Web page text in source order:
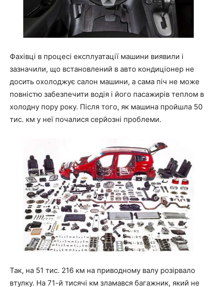
Фахівці в процесі експлуатації машини виявили і
зазначили, що встановлений в авто кондиціонер не
досить охолоджує салон машини, а сама піч не може
повністю забезпечити водія і його пасажирів теплом в
холодну пору року. Після того, як машина пройшла 50
тис. км у неї почалися серйозні проблеми.
Так, на 51 тис. 216 км на приводному валу розірвало
втулку. На 71-й тисячі км зламався багажник, який не